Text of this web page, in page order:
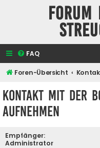
FAQ
Foren-Übersicht
Kontakt mit der
aufnehmen
Empfänger:
Administrator